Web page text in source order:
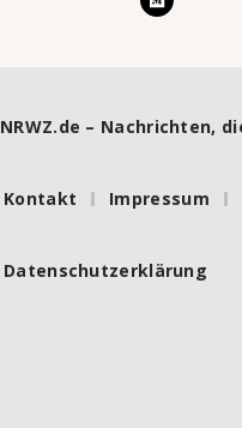
NRWZ.de – Nachrichten,
Kontakt Impressum
Datenschutzerklärung